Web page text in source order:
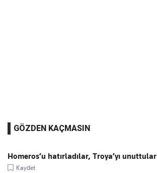
GÖZDEN KAÇMASIN
Homeros’u hatırladılar, Troya’yı unuttular
Kaydet